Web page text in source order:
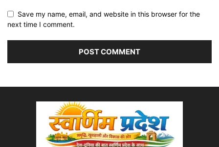
Save my name, email, and website in this browser for the
next time I comment.